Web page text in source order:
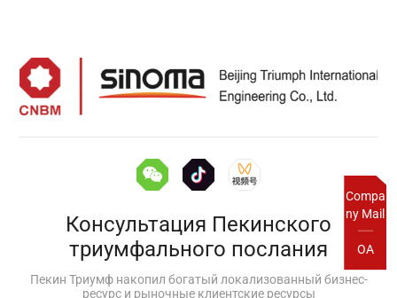
Compa
ny Mail
OA
Консультация Пекинского
триумфального послания
Пекин Триумф накопил богатый локализованный бизнес-
ресурс и рыночные клиентские ресурсы